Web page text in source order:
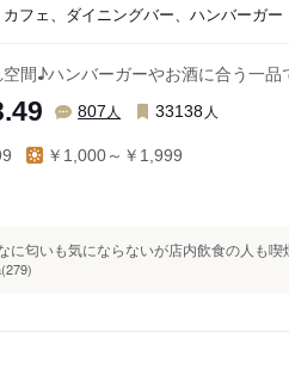
フェ、ダイニングバー、ハンバーガー
間♪ハンバーガーやお酒に合う一
807 人 33138 人
￥1,000～￥1,999
に匂いも気にならないが店内飲食の人も